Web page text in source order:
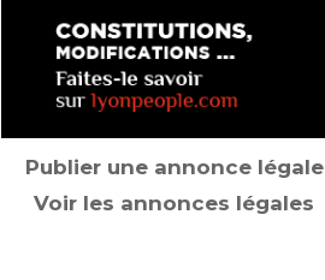
Publier une annonce légale
Voir les annonces légales